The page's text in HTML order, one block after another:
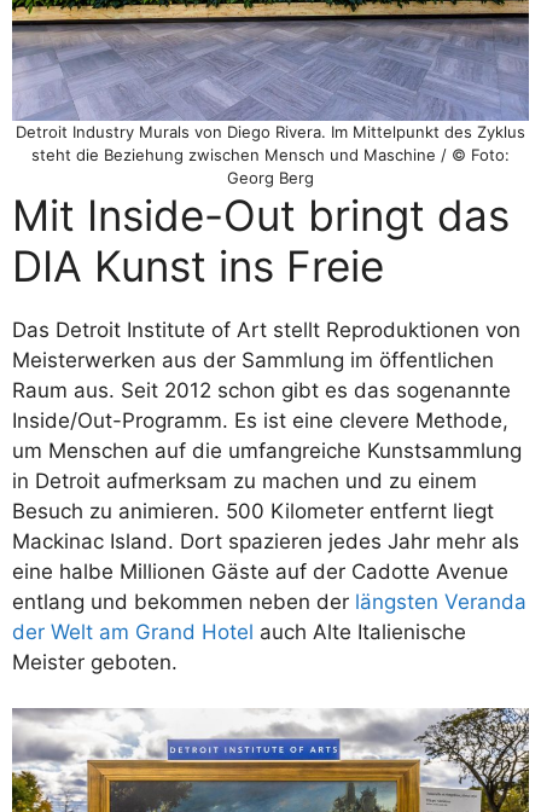
Detroit Industry Murals von Diego Rivera. Im Mittelpunkt des Zyklus
steht die Beziehung zwischen Mensch und Maschine / © Foto:
Georg Berg
Mit Inside-Out bringt das
DIA Kunst ins Freie
Das Detroit Institute of Art stellt Reproduktionen von
Meisterwerken aus der Sammlung im öffentlichen
Raum aus. Seit 2012 schon gibt es das sogenannte
Inside/Out-Programm. Es ist eine clevere Methode,
um Menschen auf die umfangreiche Kunstsammlung
in Detroit aufmerksam zu machen und zu einem
Besuch zu animieren. 500 Kilometer entfernt liegt
Mackinac Island. Dort spazieren jedes Jahr mehr als
eine halbe Millionen Gäste auf der Cadotte Avenue
entlang und bekommen neben der längsten Veranda
der Welt am Grand Hotel auch Alte Italienische
Meister geboten.